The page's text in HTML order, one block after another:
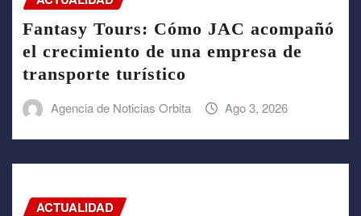
Fantasy Tours: Cómo JAC acompañó
el crecimiento de una empresa de
transporte turístico
Agencia de Noticias Orbita Ago 3, 2026
ACTUALIDAD